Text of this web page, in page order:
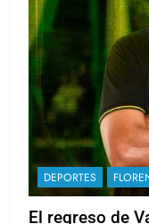
DEPORTES
El regreso de